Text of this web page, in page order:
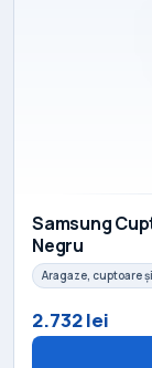
Samsung
Negru
Aragaze, cuptoare
2.732 lei